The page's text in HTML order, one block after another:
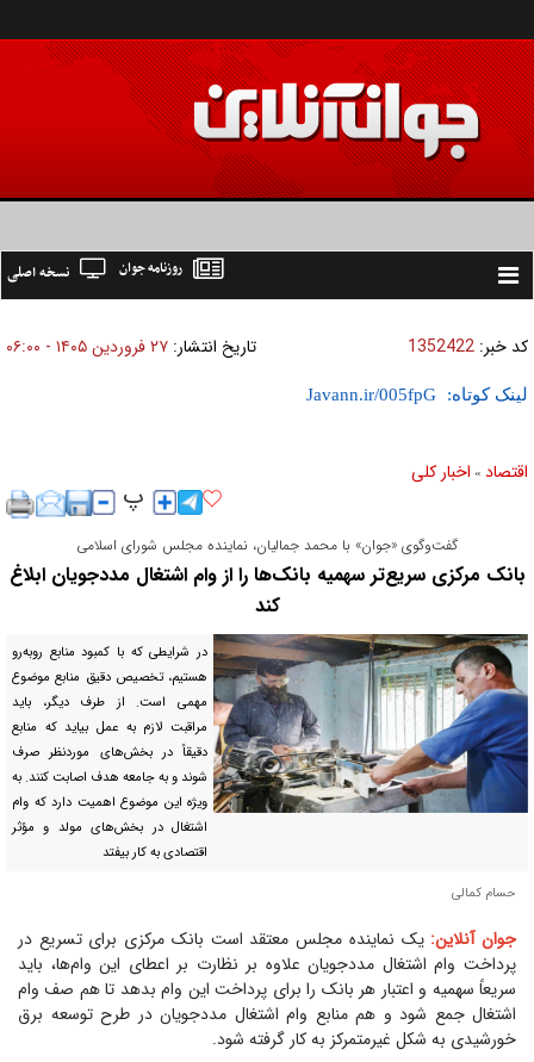
Toggle
نسخه اصلی روزنامه جوان
کد خبر: 1352422 تاریخ انتشار: ۲۷ فروردين ۱۴۰۵ - ۰۶:۰۰
لینک کوتاه:
اقتصاد » اخبار کلی
گفت‌وگوی «جوان» با محمد جمالیان، نماینده مجلس شورای اسلامی
بانک مرکزی سریع‌تر سهمیه بانک‌ها را از وام اشتغال مددجویان ابلاغ
کند
در شرایطی که با کمبود منابع روبه‌رو
هستیم، تخصیص دقیق منابع موضوع
مهمی است. از طرف دیگر، باید
مراقبت لازم به عمل بیاید که منابع
دقیقاً در بخش‌های موردنظر صرف
شوند و به جامعه هدف اصابت کنند. به
ویژه این موضوع اهمیت دارد که وام
اشتغال در بخش‌های مولد و مؤثر
اقتصادی به کار بیفتد
حسام کمالی
جوان آنلاین: یک نماینده مجلس معتقد است بانک مرکزی برای تسریع در
پرداخت وام اشتغال مددجویان علاوه بر نظارت بر اعطای این وام‌ها، باید
سریعاً سهمیه و اعتبار هر بانک را برای پرداخت این وام بدهد تا هم صف وام
اشتغال جمع شود و هم منابع وام اشتغال مددجویان در طرح توسعه برق
خورشیدی به شکل غیرمتمرکز به کار گرفته شود.